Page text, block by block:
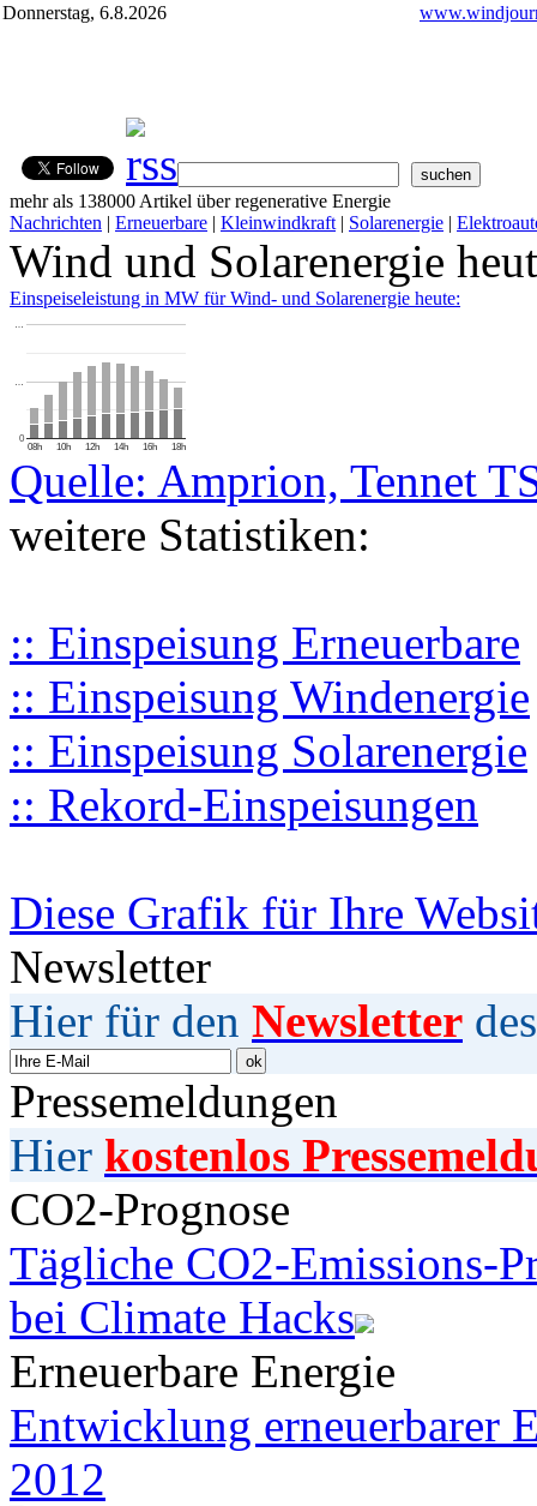
Donnerstag, 6.8.2026
mehr als 138000 Artikel über regenerative Energie
Nachrichten | Erneuerbare | Kleinwindkraft | Solarenergie |
Wind und Solarenergie
Einspeiseleistung in MW für Wind- und Solarenergie heute:
08h 10h 12h 14h 16h 18h
0
…
…
Quelle: Amprion, Tennet
weitere Statistiken:
:: Einspeisung Erneuerbare
:: Einspeisung Windenergie
:: Einspeisung Solarenergie
:: Rekord-Einspeisungen
Diese Grafik für Ihre
Newsletter
Hier für den Newsletter
Pressemeldungen
Hier kostenlos
CO2-Prognose
Tägliche CO2-Emissions-
bei Climate Hacks
Erneuerbare Energie
Entwicklung erneuerbarer
2012